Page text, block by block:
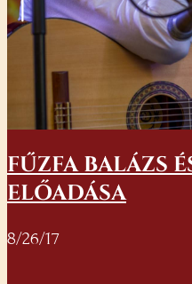
FŰZFA BALÁZS
ELŐADÁSA
8/26/17